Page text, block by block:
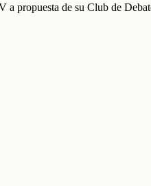
propuesta de su Club de